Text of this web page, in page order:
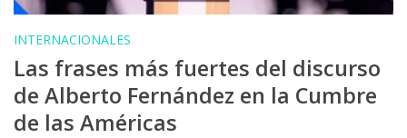
INTERNACIONALES
Las frases más fuertes del discurso
de Alberto Fernández en la Cumbre
de las Américas